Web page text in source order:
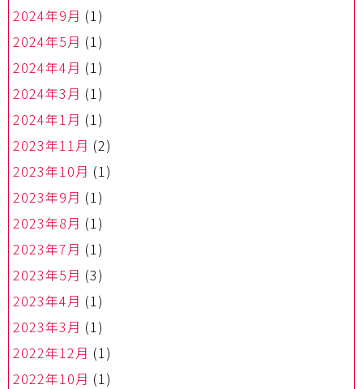
2024年9月 (1)
2024年5月 (1)
2024年4月 (1)
2024年3月 (1)
2024年1月 (1)
2023年11月 (2)
2023年10月 (1)
2023年9月 (1)
2023年8月 (1)
2023年7月 (1)
2023年5月 (3)
2023年4月 (1)
2023年3月 (1)
2022年12月 (1)
2022年10月 (1)